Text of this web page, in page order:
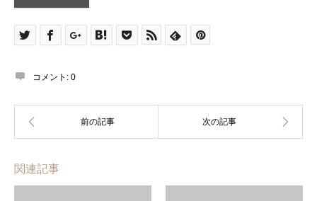
コメント: 0
関連記事